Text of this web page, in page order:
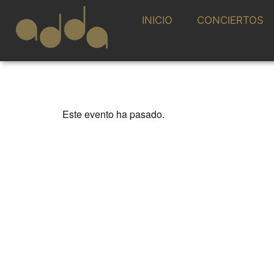
INICIO CONCIERTOS
Este evento ha pasado.